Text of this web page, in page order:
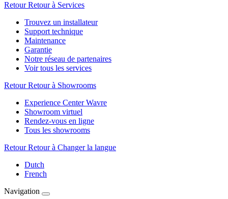
Retour Retour à Services
Trouvez un installateur
Support technique
Maintenance
Garantie
Notre réseau de partenaires
Voir tous les services
Retour Retour à Showrooms
Experience Center Wavre
Showroom virtuel
Rendez-vous en ligne
Tous les showrooms
Retour Retour à Changer la langue
Dutch
French
Navigation